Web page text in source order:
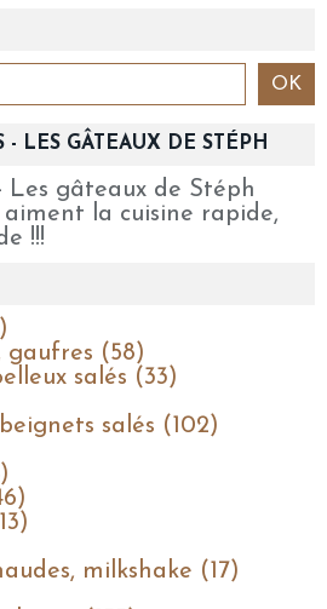
- LES GÂTEAUX DE STÉPH
aiment la cuisine rapide,
!!!
gaufres (58)
salés (33)
salés (102)
milkshake (17)